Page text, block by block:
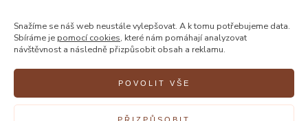
Snažíme se náš web neustále vylepšovat. A k tomu potřebujeme data.
Sbíráme je pomocí cookies, které nám pomáhají analyzovat
návštěvnost a následně přizpůsobit obsah a reklamu.
POVOLIT VŠE